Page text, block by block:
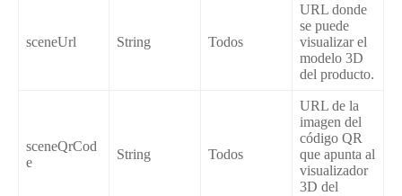
sceneUrl String Todos
URL donde
se puede
visualizar el
modelo 3D
del producto.
sceneQrCod
e
String Todos
URL de la
imagen del
código QR
que apunta al
visualizador
3D del